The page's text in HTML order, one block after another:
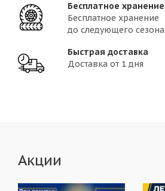
Бесплатное хранение
Бесплатное хранение
до следующего сезона
Быстрая доставка
Доставка от 1 дня
Акции